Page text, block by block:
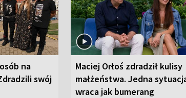
na
swój
Maciej Orłoś zdradził kulisy
małżeństwa. Jedna
wraca jak bumerang